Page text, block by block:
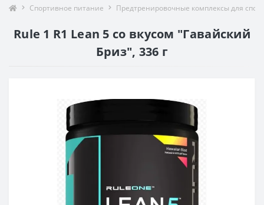
Спортивное питание Предтренировочные комплексы для
Rule 1 R1 Lean 5 со вкусом "Гавайский
Бриз", 336 г